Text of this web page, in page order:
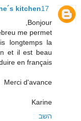
kitchen17 בנובמבר 2009 בשעה 6:39
Bonjour,
me permet
longtemps la
et il est beau
en français ?
Merci d'avance
Karine
השב